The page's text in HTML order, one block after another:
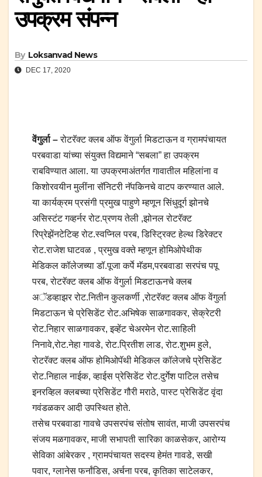
उपक्रम संपन्न
By Loksanvad News
DEC 17, 2020
वेंगुर्ला –रोटरॅक्ट क्लब ऑफ वेंगुर्ला मिडटाऊन व ग्रामपंचायत
परबवाडा यांच्या संयुक्त विद्यमाने “सबला” हा उपक्रम
राबविण्यात आला. या उपक्रमाअंतर्गत गावातील महिलांना व
किशोरवयीन मुलींना सॅनिटरी नॅपकिनचे वाटप करण्यात आले.
या कार्यक्रम प्रसंगी प्रमुख पाहुणे म्हणून सिंधुदूर्ग झोनचे
असिस्टंट गव्हर्नर रोट.प्रणय तेली ,झोनल रोटरॅक्ट
रिप्रेझेंनटेटिव्ह रोट.स्वप्निल परब, डिस्ट्रिक्ट हेल्थ डिरेक्टर
रोट.राजेश घाटवळ , प्रमुख वक्ते म्हणून होमिओपेथीक
मेडिकल कॉलेजच्या डॉ.पूजा कर्पे मॅडम,परबवाडा सरपंच पपू
परब, रोटरॅक्ट क्लब ऑफ वेंगुर्ला मिडटाऊनचे क्लब
अॅडव्हाझर रोट.नितीन कुलकर्णी ,रोटरॅक्ट क्लब ऑफ वेंगुर्ला
मिडटाऊन चे प्रेसिडेंट रोट.अभिषेक साळगावकर, सेक्रेटरी
रोट.निहार साळगावकर, इव्हेंट चेअरमेन रोट.साहिली
निनावे,रोट.नेहा गावडे, रोट.प्रितीश लाड, रोट.शुभम हुले,
रोटरॅक्ट क्लब ऑफ होमिओपॅथी मेडिकल कॉलेजचे प्रेसिडेंट
रोट.निहाल नाईक, व्हाईस प्रेसिडेंट रोट.दुर्गेश पाटिल तसेच
इनरव्हिल क्लबच्या प्रेसिडेंट गौरी मराठे, पास्ट प्रेसिडेंट वृंदा
गवंडळकर आदी उपस्थित होते.
तसेच परबवाडा गावचे उपसरपंच संतोष सावंत, माजी उपसरपंच
संजय मळगावकर, माजी सभापती सारिका काळसेकर, आरोग्य
सेविका आंबेरकर , ग्रामपंचायत सदस्य हेमंत गावडे, सखी
पवार, ग्लानेस फर्नांडिस, अर्चना परब, कृतिका साटेलकर,